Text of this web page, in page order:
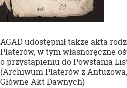
AGAD udostępnił także akta
Platerów, w tym własnoręczne
o przystąpieniu do Powstania
(Archiwum Platerów z
Główne Akt Dawnych)